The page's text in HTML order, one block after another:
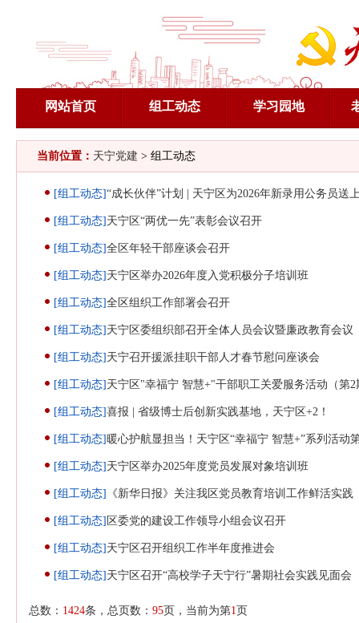
网站首页 组工动态 学习园地
当前位置： 天宁党建 > 组工动态
[组工动态]“成长伙伴”计划 | 天宁区为2026年新录用公务员送
[组工动态] 天宁区“两优一先”表彰会议召开
[组工动态]全区年轻干部座谈会召开
[组工动态] 天宁区举办2026年度入党积极分子培训班
[组工动态]全区组织工作部署会召开
[组工动态] 天宁区委组织部召开全体人员会议暨廉政教育会议
[组工动态] 天宁召开援派挂职干部人才春节慰问座谈会
[组工动态] 天宁区"幸福宁 智慧+"干部职工关爱服务活动（第
[组工动态]喜报 | 省级博士后创新实践基地，天宁区+2！
[组工动态]暖心护航显担当！天宁区“幸福宁 智慧+”系列活动
[组工动态] 天宁区举办2025年度党员发展对象培训班
[组工动态] 《新华日报》关注我区党员教育培训工作鲜活实践
[组工动态] 区委党的建设工作领导小组会议召开
[组工动态] 天宁区召开组织工作半年度推进会
[组工动态] 天宁区召开“高校学子天宁行”暑期社会实践见面会
总数： 1424条，总页数： 95页，当前为第1页